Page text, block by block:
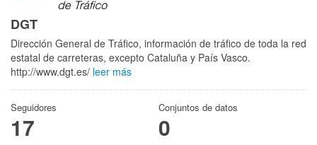
DGT
Dirección General de Tráfico, información de tráfico de toda la red
estatal de carreteras, excepto Cataluña y País Vasco.
http://www.dgt.es/ leer más
Seguidores
17
Conjuntos de datos
0